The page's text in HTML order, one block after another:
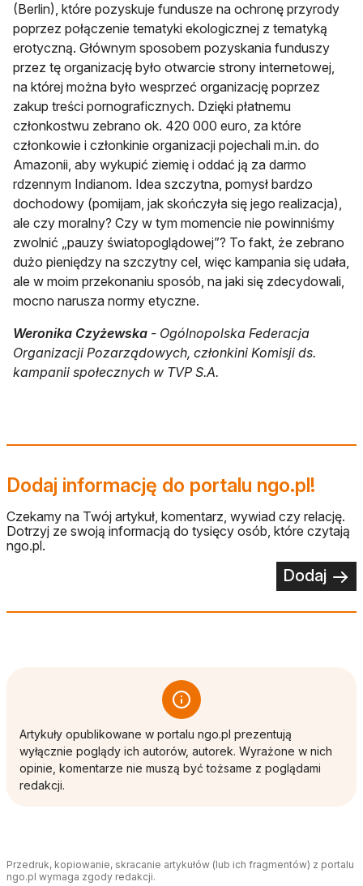
(Berlin), które pozyskuje fundusze na ochronę przyrody
poprzez połączenie tematyki ekologicznej z tematyką
erotyczną. Głównym sposobem pozyskania funduszy
przez tę organizację było otwarcie strony internetowej,
na której można było wesprzeć organizację poprzez
zakup treści pornograficznych. Dzięki płatnemu
członkostwu zebrano ok. 420 000 euro, za które
członkowie i członkinie organizacji pojechali m.in. do
Amazonii, aby wykupić ziemię i oddać ją za darmo
rdzennym Indianom. Idea szczytna, pomysł bardzo
dochodowy (pomijam, jak skończyła się jego realizacja),
ale czy moralny? Czy w tym momencie nie powinniśmy
zwolnić „pauzy światopoglądowej”? To fakt, że zebrano
dużo pieniędzy na szczytny cel, więc kampania się udała,
ale w moim przekonaniu sposób, na jaki się zdecydowali,
mocno narusza normy etyczne.
Weronika Czyżewska - Ogólnopolska Federacja
Organizacji Pozarządowych, członkini Komisji ds.
kampanii społecznych w TVP S.A.
Dodaj informację do portalu ngo.pl!
Czekamy na Twój artykuł, komentarz, wywiad czy relację.
Dotrzyj ze swoją informacją do tysięcy osób, które czytają
ngo.pl.
Dodaj
Artykuły opublikowane w portalu ngo.pl prezentują
wyłącznie poglądy ich autorów, autorek. Wyrażone w nich
opinie, komentarze nie muszą być tożsame z poglądami
redakcji.
Przedruk, kopiowanie, skracanie artykułów (lub ich fragmentów) z portalu
ngo.pl wymaga zgody redakcji.